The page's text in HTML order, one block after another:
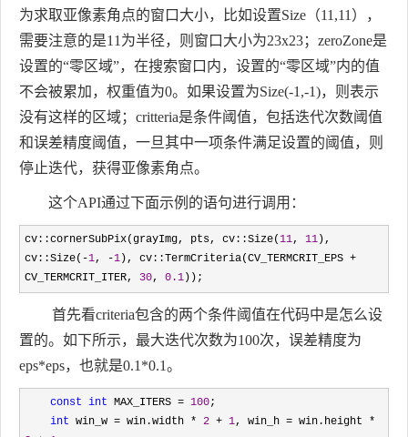
为求取亚像素角点的窗口大小，比如设置Size（11,11），
需要注意的是11为半径，则窗口大小为23x23；zeroZone是
设置的“零区域”，在搜索窗口内，设置的“零区域”内的值
不会被累加，权重值为0。如果设置为Size(-1,-1)，则表示
没有这样的区域；critteria是条件阈值，包括迭代次数阈值
和误差精度阈值，一旦其中一项条件满足设置的阈值，则
停止迭代，获得亚像素角点。
这个API通过下面示例的语句进行调用：
cv::cornerSubPix(grayImg, pts, cv::Size(11, 11 ),
cv::Size(-1, -1 ), cv::TermCriteria(CV_TERMCRIT_EPS +
CV_TERMCRIT_ITER, 30, 0.1 ));
首先看criteria包含的两个条件阈值在代码中是怎么设
置的。如下所示，最大迭代次数为100次，误差精度为
eps*eps，也就是0.1*0.1。
const int MAX_ITERS = 100;
int win_w = win.width * 2 + 1